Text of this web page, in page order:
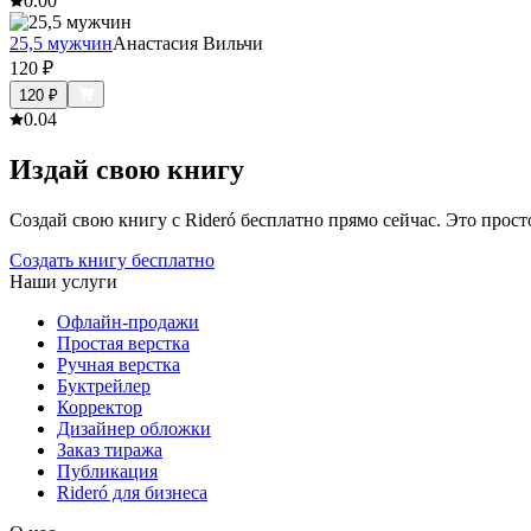
25,5 мужчинАнастасия Вильчи
120 ₽
120 ₽
0.04
Издай свою книгу
Создай свою книгу с Rideró бесплатно прямо сейчас. Это
Создать книгу бесплатно
Наши услуги
Офлайн-продажи
Простая верстка
Ручная верстка
Буктрейлер
Корректор
Дизайнер обложки
Заказ тиража
Публикация
Rideró для бизнеса